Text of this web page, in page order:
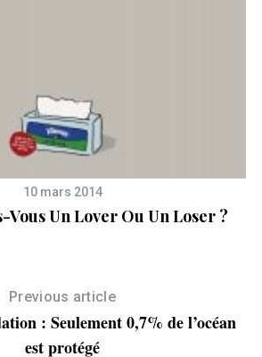
10 mars 2014
Vous Un Lover Ou Un Loser ?
Previous article
: Seulement 0,7% de l’océan
est protégé